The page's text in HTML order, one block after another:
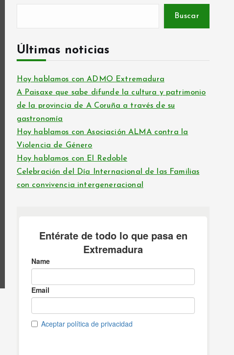
Buscar
Últimas noticias
Hoy hablamos con ADMO Extremadura
A Paisaxe que sabe difunde la cultura y patrimonio
de la provincia de A Coruña a través de su
gastronomía
Hoy hablamos con Asociación ALMA contra la
Violencia de Género
Hoy hablamos con El Redoble
Celebración del Día Internacional de las Familias
con convivencia intergeneracional